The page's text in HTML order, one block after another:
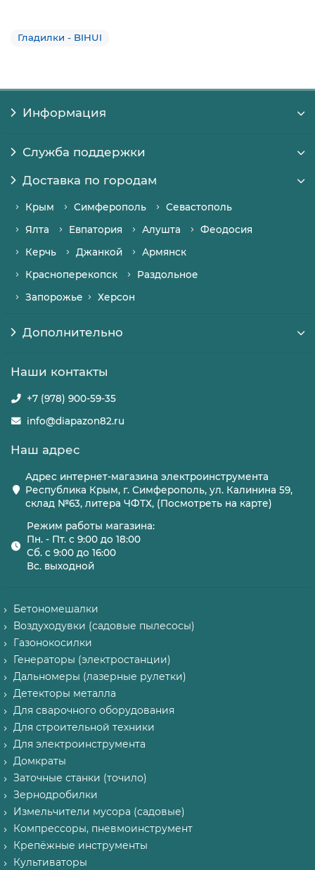
Гладилки - BIHUI
Информация
Служба поддержки
Доставка по городам
Крым Симферополь
Севастополь
Ялта
Евпатория Алушта
Феодосия
Керчь
Джанкой
Армянск
Красноперекопск
Раздольное
Запорожье
Херсон
Дополнительно
Наши контакты
+7 (978) 900-59-35
info@diapazon82.ru
Наш адрес
Адрес интернет-магазина электроинструмента
Республика Крым, г. Симферополь, ул. Калинина 59,
склад №63, литера ЧФТХ, (Посмотреть на карте)
Режим работы магазина:
Пн. - Пт. с 9:00 до 18:00
Сб. с 9:00 до 16:00
Вс. выходной
Бетономешалки
Воздуходувки (садовые пылесосы)
Газонокосилки
Генераторы (электростанции)
Дальномеры (лазерные рулетки)
Детекторы металла
Для сварочного оборудования
Для строительной техники
Для электроинструмента
Домкраты
Заточные станки (точило)
Зернодробилки
Измельчители мусора (садовые)
Компрессоры, пневмоинструмент
Крепёжные инструменты
Культиваторы